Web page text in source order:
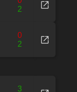
2
0
2
3